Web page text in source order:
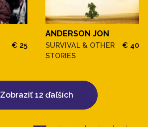
€ 25
ANDERSON JON
SURVIVAL & OTHER
STORIES
€ 40
Zobraziť 12 ďaľších